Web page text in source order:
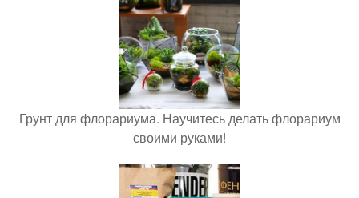
Грунт для флорариума. Научитесь делать флорариум
своими руками!